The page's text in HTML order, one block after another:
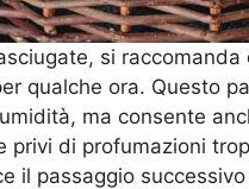
si
qualche ora. Questo
ma consente
privi di profumazioni
il passaggio